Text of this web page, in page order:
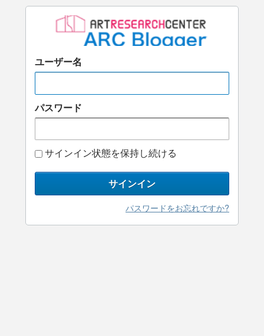
ユーザー名
パスワード
サインイン状態を保持し続ける
サインイン
パスワードをお忘れですか?